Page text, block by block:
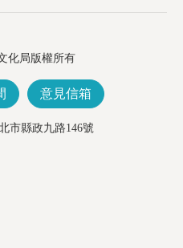
化局版權所有
意見信箱
市縣政九路146號